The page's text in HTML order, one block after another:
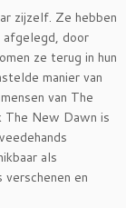
zijzelf. Ze hebben
afgelegd, door
ze terug in hun
manier van
van The
The New Dawn is
als
en